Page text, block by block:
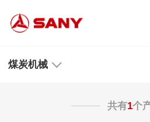
煤炭机械
共有1个